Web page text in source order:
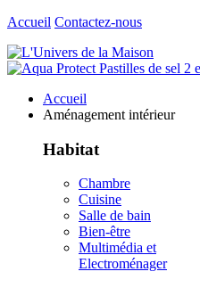
Accueil Contactez-nous
Accueil
Aménagement intérieur
Habitat
Chambre
Cuisine
Salle de bain
Bien-être
Multimédia et
Electroménager